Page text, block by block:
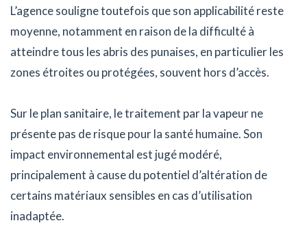
L’agence souligne toutefois que son applicabilité reste
moyenne, notamment en raison de la difficulté à
atteindre tous les abris des punaises, en particulier les
zones étroites ou protégées, souvent hors d’accès.
Sur le plan sanitaire, le traitement par la vapeur ne
présente pas de risque pour la santé humaine. Son
impact environnemental est jugé modéré,
principalement à cause du potentiel d’altération de
certains matériaux sensibles en cas d’utilisation
inadaptée.